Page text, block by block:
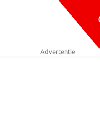
Advertentie